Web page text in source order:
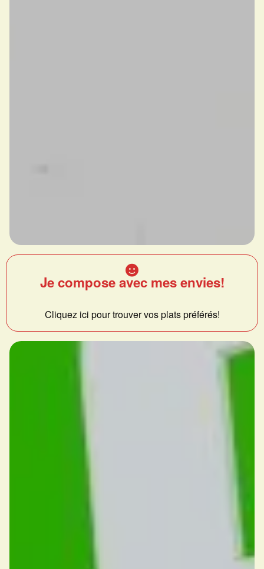
Je compose avec mes envies!
Cliquez ici pour trouver vos plats préférés!